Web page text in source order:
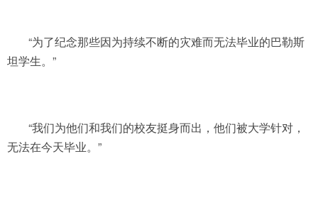
“为了纪念那些因为持续不断的灾难而无法毕业的巴勒斯
坦学生。”
“我们为他们和我们的校友挺身而出，他们被大学针对，
无法在今天毕业。”